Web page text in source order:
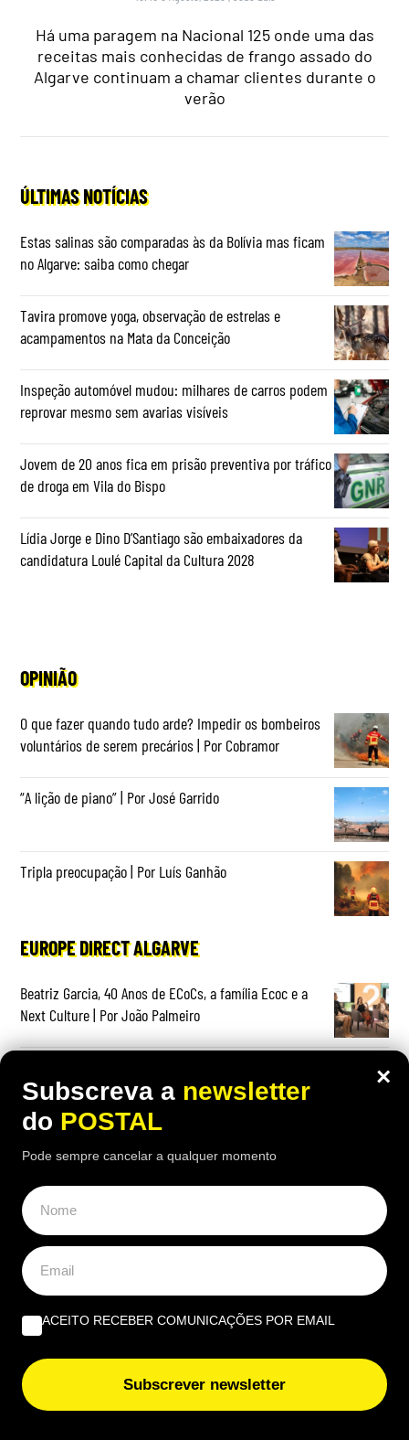
Há uma paragem na Nacional 125 onde uma das
receitas mais conhecidas de frango assado do
Algarve continuam a chamar clientes durante o
verão
ÚLTIMAS NOTÍCIAS
Estas salinas são comparadas às da Bolívia mas ficam
no Algarve: saiba como chegar
Tavira promove yoga, observação de estrelas e
acampamentos na Mata da Conceição
Inspeção automóvel mudou: milhares de carros podem
reprovar mesmo sem avarias visíveis
Jovem de 20 anos fica em prisão preventiva por tráfico
de droga em Vila do Bispo
Lídia Jorge e Dino D’Santiago são embaixadores da
candidatura Loulé Capital da Cultura 2028
OPINIÃO
O que fazer quando tudo arde? Impedir os bombeiros
voluntários de serem precários | Por Cobramor
“A lição de piano” | Por José Garrido
Tripla preocupação | Por Luís Ganhão
EUROPE DIRECT ALGARVE
Beatriz Garcia, 40 Anos de ECoCs, a família Ecoc e a
Next Culture | Por João Palmeiro
proibir estas embalagens e algumas entram em vigor já
nesta data
×
Subscreva a newsletter
do POSTAL
Pode sempre cancelar a qualquer momento
ACEITO RECEBER COMUNICAÇÕES POR EMAIL
Subscrever newsletter